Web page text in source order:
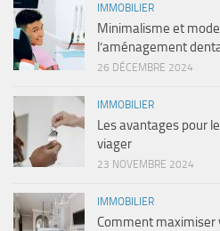
IMMOBILIER
Minimalisme et
l’aménagement
26 DÉCEMBRE 2024
IMMOBILIER
Les avantages pour
viager
23 NOVEMBRE 2024
IMMOBILIER
Comment